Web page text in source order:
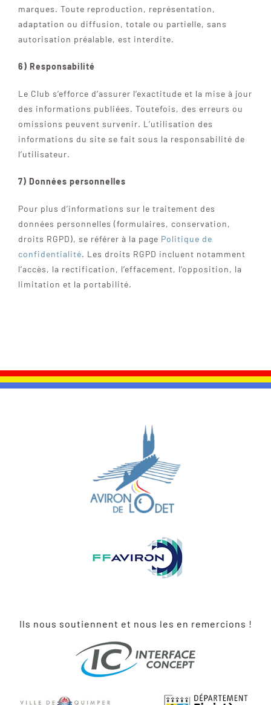
marques. Toute reproduction, représentation,
adaptation ou diffusion, totale ou partielle, sans
autorisation préalable, est interdite.
6) Responsabilité
Le Club s’efforce d’assurer l’exactitude et la mise à jour
des informations publiées. Toutefois, des erreurs ou
omissions peuvent survenir. L’utilisation des
informations du site se fait sous la responsabilité de
l’utilisateur.
7) Données personnelles
Pour plus d’informations sur le traitement des
données personnelles (formulaires, conservation,
droits RGPD), se référer à la page Politique de
confidentialité. Les droits RGPD incluent notamment
l’accès, la rectification, l’effacement, l’opposition, la
limitation et la portabilité.
Ils nous soutiennent et nous les en remercions !